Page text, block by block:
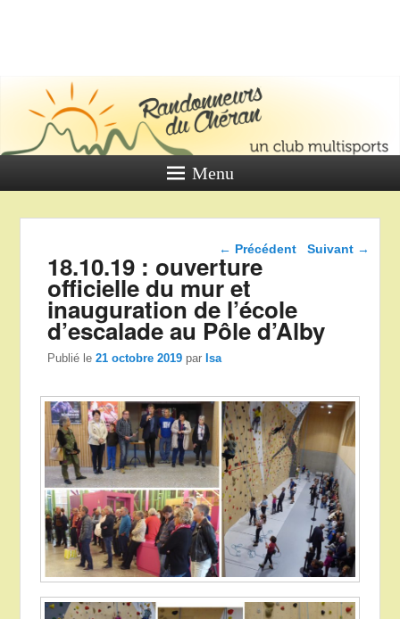
DU
Un club multi sports
Menu
Navigation dans les
← Précédent Suivant →
18.10.19 : ouverture
officielle du mur et
inauguration de l’école
d’escalade au Pôle d’Alby
Publié le21 octobre 2019 parIsa